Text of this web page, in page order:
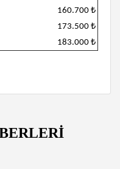
160.700 ₺
173.500 ₺
183.000 ₺